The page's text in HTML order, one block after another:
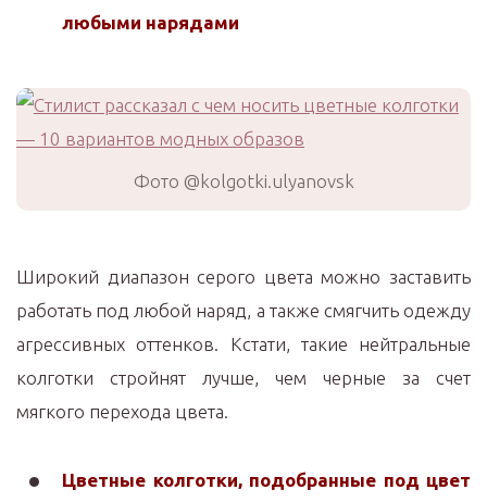
любыми нарядами
Фото @kolgotki.ulyanovsk
Широкий диапазон серого цвета можно заставить
работать под любой наряд, а также смягчить одежду
агрессивных оттенков. Кстати, такие нейтральные
колготки стройнят лучше, чем черные за счет
мягкого перехода цвета.
Цветные колготки, подобранные под цвет